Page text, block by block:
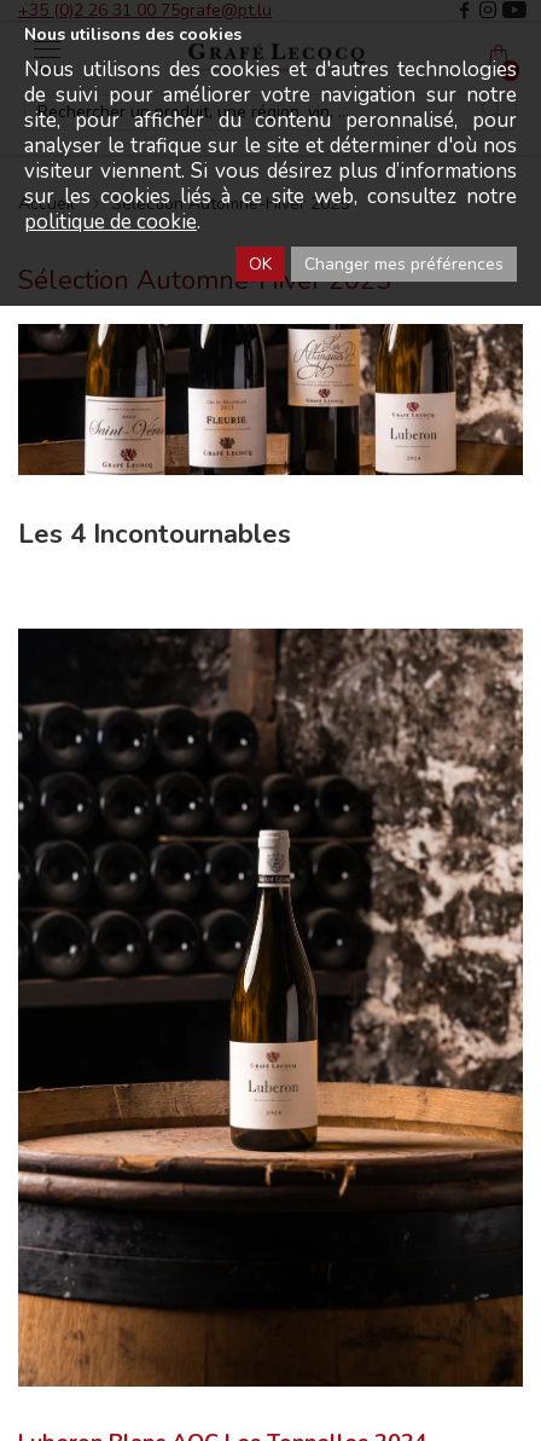
+35 (0)2 26 31 00 75grafe@pt.lu
Menu 0
Accueil Sélection Automne-Hiver 2025
Sélection Automne-Hiver 2025
Les 4 Incontournables
Nous utilisons des cookies
Nous utilisons des cookies et d'autres technologies
de suivi pour améliorer votre navigation sur notre
site, pour afficher du contenu peronnalisé, pour
analyser le trafique sur le site et déterminer d'où nos
visiteur viennent. Si vous désirez plus d’informations
sur les cookies liés à ce site web, consultez notre
politique de cookie.
OK Changer mes préférences